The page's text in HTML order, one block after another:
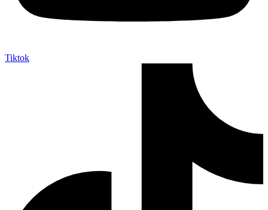
Tiktok